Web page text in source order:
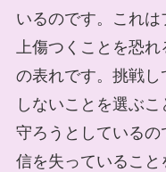
いるのです。これ
上傷つくことを恐れ
の表れです。挑戦し
しないことを選ぶ
守ろうとしているの
信を失っているこ